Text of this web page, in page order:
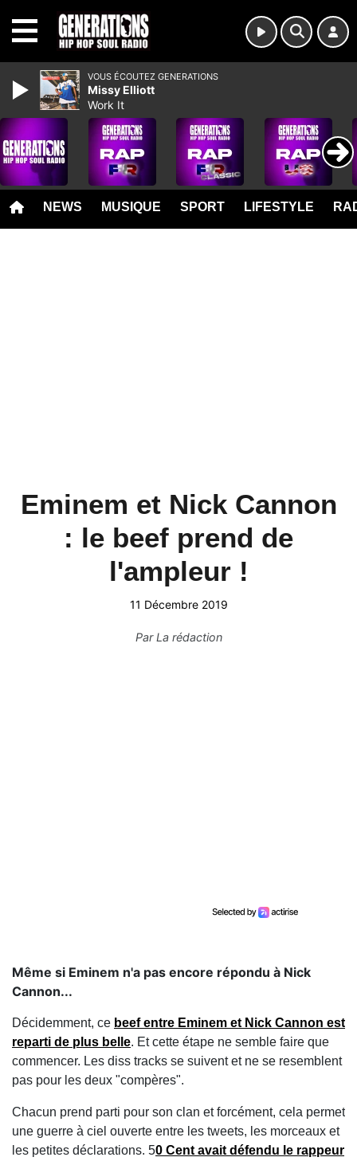
NEWS MUSIQUE SPORT LIFESTYLE
Eminem et Nick Cannon
: le beef prend de
l'ampleur !
11 Décembre 2019
ParLa rédaction
Même si Eminem n'a pas encore répondu à Nick
Cannon...
Décidemment, ce beef entre Eminem et Nick Cannon est
reparti de plus belle. Et cette étape ne semble faire que
commencer. Les diss tracks se suivent et ne se resemblent
pas pour les deux "compères".
Chacun prend parti pour son clan et forcément, cela permet
une guerre à ciel ouverte entre les tweets, les morceaux et
les petites déclarations. 50 Cent avait défendu le rappeur
VOUS ÉCOUTEZ GENERATIONS
Missy Elliott
Work It